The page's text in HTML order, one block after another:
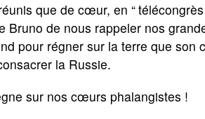
que de cœur, en “télécongrès
de nous rappeler nos
pour régner sur la terre que
la Russie.
sur nos cœurs phalangistes !